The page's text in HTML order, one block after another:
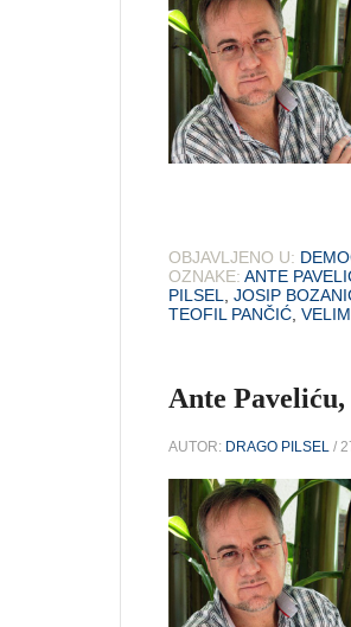
OBJAVLJENO U:
OZNAKE: ANTE
PILSEL, JOSIP
TEOFIL PANČIĆ,
Ante
AUTOR: DRAGO PILSEL /